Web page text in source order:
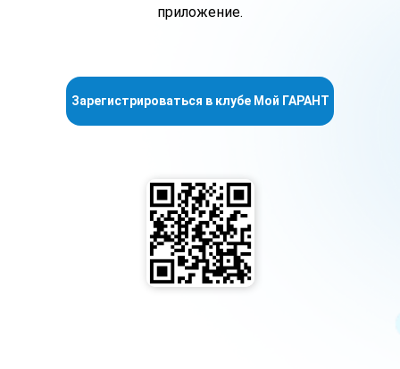
Зарегистрироваться в клубе Мой ГАРАНТ
приложение.